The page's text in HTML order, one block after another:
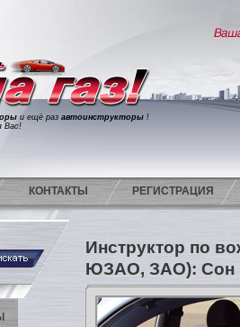
и ещё раз автоинструкторы !
Вас!
КОНТАКТЫ РЕГИСТРАЦИЯ
Инструктор по
ЮЗАО, ЗАО): Сон